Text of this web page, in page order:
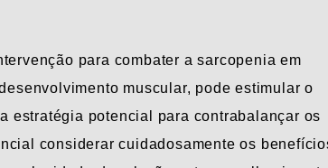
para combater a sarcopenia em
muscular, pode estimular o
estratégia potencial para contrabalançar os
considerar cuidadosamente os